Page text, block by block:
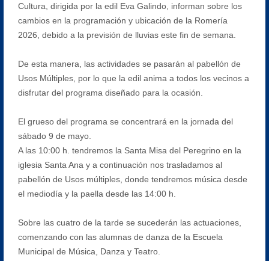
Cultura, dirigida por la edil Eva Galindo, informan sobre los
cambios en la programación y ubicación de la Romería
2026, debido a la previsión de lluvias este fin de semana.
De esta manera, las actividades se pasarán al pabellón de
Usos Múltiples, por lo que la edil anima a todos los vecinos a
disfrutar del programa diseñado para la ocasión.
El grueso del programa se concentrará en la jornada del
sábado 9 de mayo.
A las 10:00 h. tendremos la Santa Misa del Peregrino en la
iglesia Santa Ana y a continuación nos trasladamos al
pabellón de Usos múltiples, donde tendremos música desde
el mediodía y la paella desde las 14:00 h.
Sobre las cuatro de la tarde se sucederán las actuaciones,
comenzando con las alumnas de danza de la Escuela
Municipal de Música, Danza y Teatro.